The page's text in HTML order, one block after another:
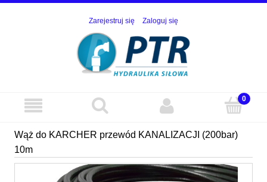
Zarejestruj się Zaloguj się
Wąż do KARCHER przewód KANALIZACJI (200bar)
10m